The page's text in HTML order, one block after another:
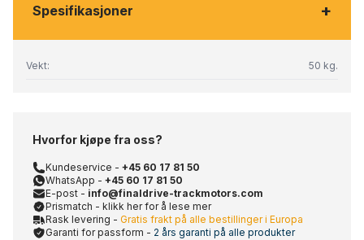
Spesifikasjoner +
Vekt: 50 kg.
Hvorfor kjøpe fra oss?
Kundeservice - +45 60 17 81 50
WhatsApp - +45 60 17 81 50
E-post - info@finaldrive-trackmotors.com
Prismatch - klikk her for å lese mer
Rask levering - Gratis frakt på alle bestillinger i Europa
Garanti for passform - 2 års garanti på alle produkter